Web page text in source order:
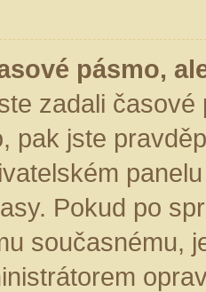
pásmo,
zadali
pak jste
Pokud po
současnému,